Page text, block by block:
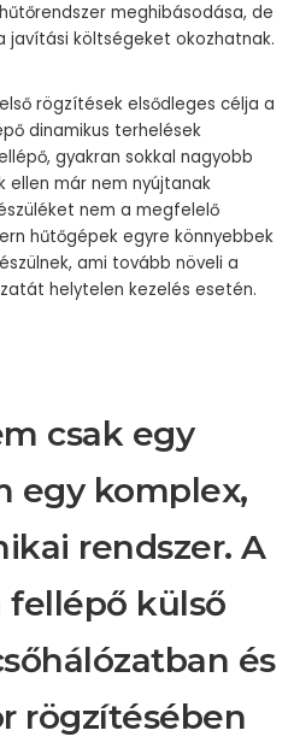
meghibásodása, de
javítási költségeket okozhatnak.
rögzítések elsődleges célja a
dinamikus terhelések
gyakran sokkal nagyobb
már nem nyújtanak
nem a megfelelő
hűtőgépek egyre könnyebbek
ami tovább növeli a
helytelen kezelés esetén.
csak egy
egy komplex,
rendszer. A
fellépő külső
és
rögzítésében